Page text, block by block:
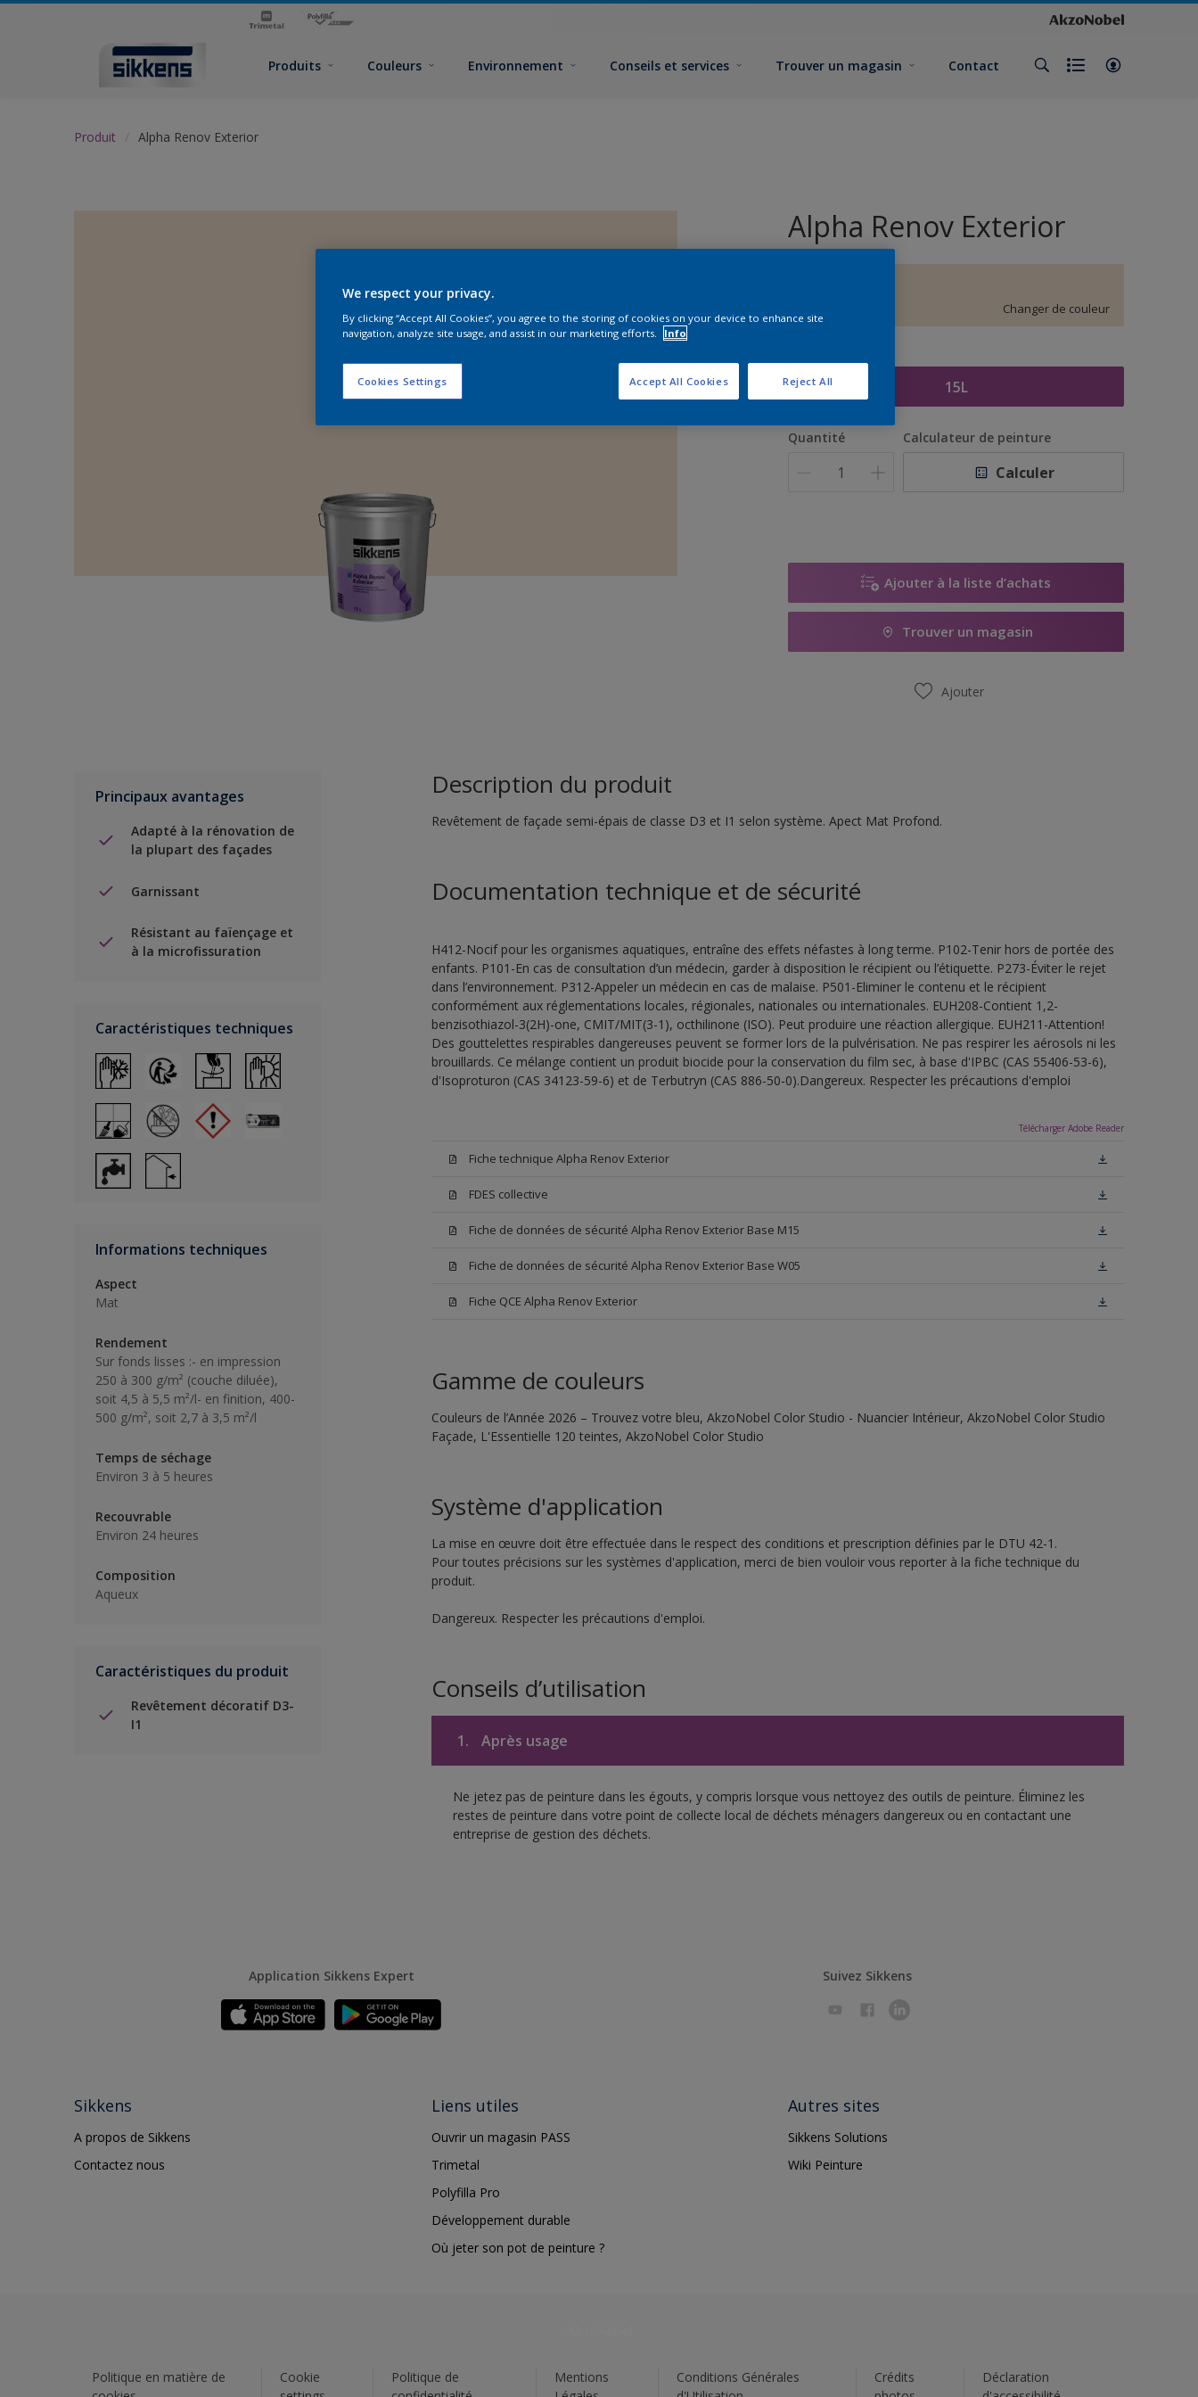
Produits Couleurs Environnement Conseils et services Trouver un magasin Contact
Produit Alpha Renov Exterior
Alpha Renov Exterior
Changer de couleur
15L
Quantité Calculateur de peinture
Calculer
Ajouter à la liste d’achats
Trouver un magasin
Ajouter
Principaux avantages
Adapté à la rénovation de
la plupart des façades
Garnissant
Résistant au faïençage et
à la microfissuration
Caractéristiques techniques
Informations techniques
Aspect
Mat
Rendement
Sur fonds lisses :- en impression
250 à 300 g/m² (couche diluée),
soit 4,5 à 5,5 m²/l- en finition, 400-
500 g/m², soit 2,7 à 3,5 m²/l
Temps de séchage
Environ 3 à 5 heures
Recouvrable
Environ 24 heures
Composition
Aqueux
Caractéristiques du produit
Revêtement décoratif D3-
I1
Description du produit
Revêtement de façade semi-épais de classe D3 et I1 selon système. Apect Mat Profond.
Documentation technique et de sécurité
H412-Nocif pour les organismes aquatiques, entraîne des effets néfastes à long terme. P102-Tenir hors de portée des
enfants. P101-En cas de consultation d’un médecin, garder à disposition le récipient ou l’étiquette. P273-Éviter le rejet
dans l’environnement. P312-Appeler un médecin en cas de malaise. P501-Eliminer le contenu et le récipient
conformément aux réglementations locales, régionales, nationales ou internationales. EUH208-Contient 1,2-
benzisothiazol-3(2H)-one, CMIT/MIT(3-1), octhilinone (ISO). Peut produire une réaction allergique. EUH211-Attention!
Des gouttelettes respirables dangereuses peuvent se former lors de la pulvérisation. Ne pas respirer les aérosols ni les
brouillards. Ce mélange contient un produit biocide pour la conservation du film sec, à base d'IPBC (CAS 55406-53-6),
d'Isoproturon (CAS 34123-59-6) et de Terbutryn (CAS 886-50-0).Dangereux. Respecter les précautions d'emploi
Télécharger Adobe Reader
Fiche technique Alpha Renov Exterior
FDES collective
Fiche de données de sécurité Alpha Renov Exterior Base M15
Fiche de données de sécurité Alpha Renov Exterior Base W05
Fiche QCE Alpha Renov Exterior
Gamme de couleurs
Couleurs de l’Année 2026 – Trouvez votre bleu, AkzoNobel Color Studio - Nuancier Intérieur, AkzoNobel Color Studio
Façade, L'Essentielle 120 teintes, AkzoNobel Color Studio
Système d'application
La mise en œuvre doit être effectuée dans le respect des conditions et prescription définies par le DTU 42-1.
Pour toutes précisions sur les systèmes d'application, merci de bien vouloir vous reporter à la fiche technique du
produit.
Dangereux. Respecter les précautions d'emploi.
Conseils d’utilisation
1. Après usage
Ne jetez pas de peinture dans les égouts, y compris lorsque vous nettoyez des outils de peinture. Éliminez les
restes de peinture dans votre point de collecte local de déchets ménagers dangereux ou en contactant une
entreprise de gestion des déchets.
Application Sikkens Expert Suivez Sikkens
Sikkens
A propos de Sikkens
Contactez nous
Liens utiles
Ouvrir un magasin PASS
Trimetal
Polyfilla Pro
Développement durable
Où jeter son pot de peinture ?
Autres sites
Sikkens Solutions
Wiki Peinture
Politique en matière de
Cookie
Politique de
Mentions
Conditions Générales
Crédits
Déclaration
We respect your privacy.
By clicking “Accept All Cookies”, you agree to the storing of cookies on your device to enhance site
navigation, analyze site usage, and assist in our marketing efforts.
Info
Cookies Settings Reject All
Accept All Cookies